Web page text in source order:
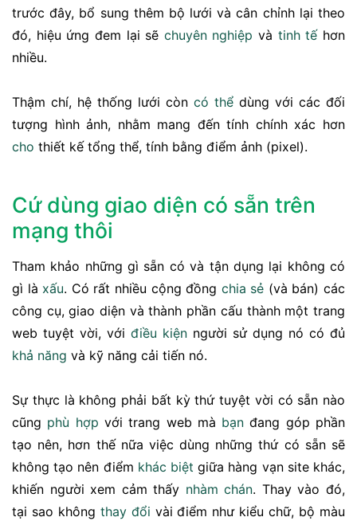
trước đây, bổ sung thêm bộ lưới và cân chỉnh lại theo
đó, hiệu ứng đem lại sẽ chuyên nghiệp và tinh tếhơn
nhiều.
Thậm chí, hệ thống lưới còn có thể dùng với các đối
tượng hình ảnh, nhằm mang đến tính chính xác hơn
cho thiết kế tổng thể, tính bằng điểm ảnh (pixel).
Cứ dùng giao diện có sẵn trên
mạng thôi
Tham khảo những gì sẵn có và tận dụng lại không có
gì là xấu. Có rất nhiều cộng đồng chia sẻ (và bán) các
công cụ, giao diện và thành phần cấu thành một trang
web tuyệt vời, với điều kiện người sử dụng nó có đủ
khả năng và kỹ năng cải tiến nó.
Sự thực là không phải bất kỳ thứ tuyệt vời có sẵn nào
cũng phù hợp với trang web mà bạn đang góp phần
tạo nên, hơn thế nữa việc dùng những thứ có sẵn sẽ
không tạo nên điểm khác biệt giữa hàng vạn site khác,
khiến người xem cảm thấy nhàm chán. Thay vào đó,
tại sao không thay đổi vài điểm như kiểu chữ, bộ màu